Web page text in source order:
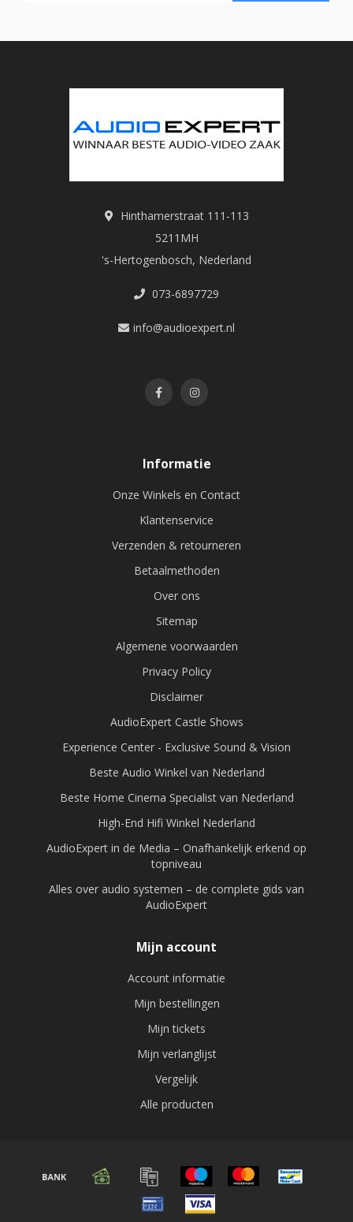
Hinthamerstraat 111-113
5211MH
's-Hertogenbosch, Nederland
073-6897729
info@audioexpert.nl
Informatie
Onze Winkels en Contact
Klantenservice
Verzenden & retourneren
Betaalmethoden
Over ons
Sitemap
Algemene voorwaarden
Privacy Policy
Disclaimer
AudioExpert Castle Shows
Experience Center - Exclusive Sound & Vision
Beste Audio Winkel van Nederland
Beste Home Cinema Specialist van Nederland
High-End Hifi Winkel Nederland
AudioExpert in de Media – Onafhankelijk erkend op
topniveau
Alles over audio systemen – de complete gids van
AudioExpert
Mijn account
Account informatie
Mijn bestellingen
Mijn tickets
Mijn verlanglijst
Vergelijk
Alle producten